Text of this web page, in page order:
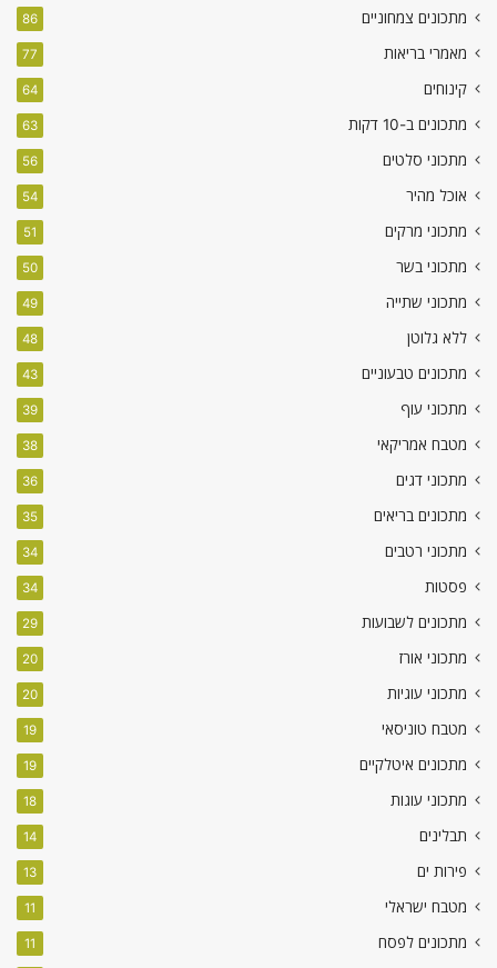
מתכונים צמחוניים 86
מאמרי בריאות 77
קינוחים 64
מתכונים ב-10 דקות 63
מתכוני סלטים 56
אוכל מהיר 54
מתכוני מרקים 51
מתכוני בשר 50
מתכוני שתייה 49
ללא גלוטן 48
מתכונים טבעוניים 43
מתכוני עוף 39
מטבח אמריקאי 38
מתכוני דגים 36
מתכונים בריאים 35
מתכוני רטבים 34
פסטות 34
מתכונים לשבועות 29
מתכוני אורז 20
מתכוני עוגיות 20
מטבח טוניסאי 19
מתכונים איטלקיים 19
מתכוני עוגות 18
תבלינים 14
פירות ים 13
מטבח ישראלי 11
מתכונים לפסח 11